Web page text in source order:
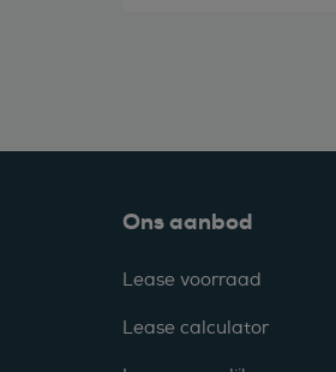
Ons aanbod
Lease voorraad
Lease calculator